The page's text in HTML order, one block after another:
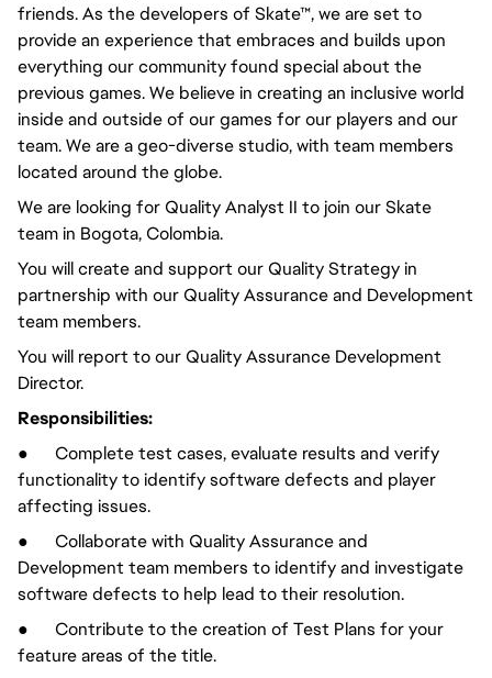
friends. As the developers of Skate™, we are set to
provide an experience that embraces and builds upon
everything our community found special about the
previous games. We believe in creating an inclusive world
inside and outside of our games for our players and our
team. We are a geo-diverse studio, with team members
located around the globe.
We are looking for Quality Analyst II to join our Skate
team in Bogota, Colombia.
You will create and support our Quality Strategy in
partnership with our Quality Assurance and Development
team members.
You will report to our Quality Assurance Development
Director.
Responsibilities:
● Complete test cases, evaluate results and verify
functionality to identify software defects and player
affecting issues.
● Collaborate with Quality Assurance and
Development team members to identify and investigate
software defects to help lead to their resolution.
● Contribute to the creation of Test Plans for your
feature areas of the title.